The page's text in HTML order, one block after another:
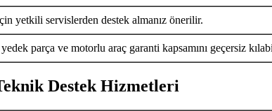
yetkili servislerden destek almanız önerilir.
parça ve motorlu araç garanti kapsamını geçersiz
Destek Hizmetleri